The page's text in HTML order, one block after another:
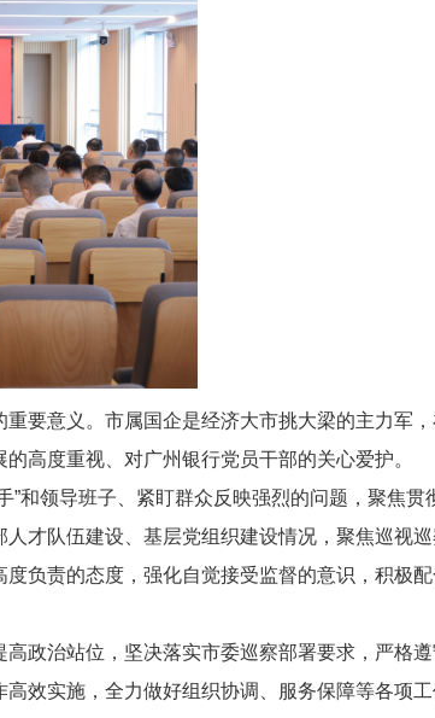
重要意义 。市属国企是经济大市挑大梁的主力军
高度重视、对广州银行党员干部的关心爱护。
”和领导班子、紧盯群众反映强烈的问题，聚焦贯
才队伍建设、基层党组织建设情况，聚焦巡视
负责的态度，强化自觉接受监督的意识，积极
高政治站位，坚决落实市委巡察部署要求， 严格
效实施，全力做好组织协调、服务保障等各项